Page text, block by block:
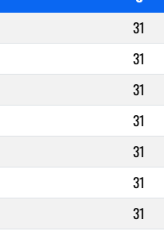
31
31
31
31
31
31
31